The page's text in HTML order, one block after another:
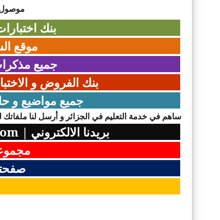
موصول
بنك
موقع
جميع
بنك الفروض و
جميع مواضيع و
ساهم في خدمة التعليم في الجزائر و أرسل لنا ملفاتك
بريدنا الالكتروني |